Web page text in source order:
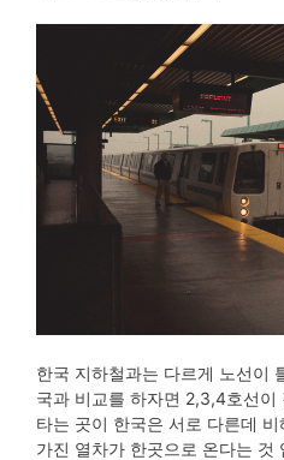
한국 지하철과는 다르게 노선이
국과 비교를 하자면 2,3,4호선이
타는 곳이 한국은 서로 다른데
가진 열차가 한곳으로 온다는 것